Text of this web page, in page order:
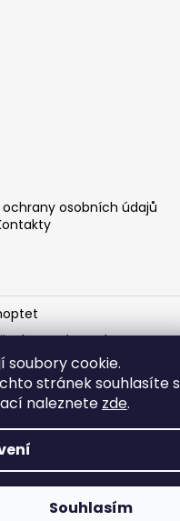
soubory cookie.
stránek souhlasíte s
naleznete zde.
Souhlasím
osobních údajů
práva vyhrazena.
cookies